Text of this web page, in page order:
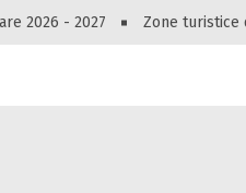
2026 - 2027 Zone turistice
10544
vile,